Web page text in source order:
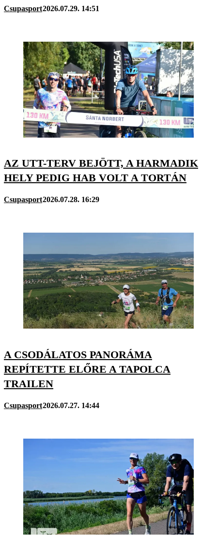
Csupasport2026.07.29. 14:51
AZ UTT-TERV BEJÖTT, A HARMADIK
HELY PEDIG HAB VOLT A TORTÁN
Csupasport2026.07.28. 16:29
A CSODÁLATOS PANORÁMA
REPÍTETTE ELŐRE A TAPOLCA
TRAILEN
Csupasport2026.07.27. 14:44